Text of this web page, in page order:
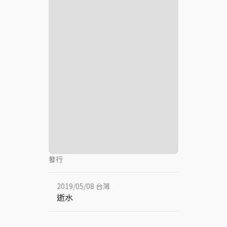
發行
2019/05/08 台灣
逝水